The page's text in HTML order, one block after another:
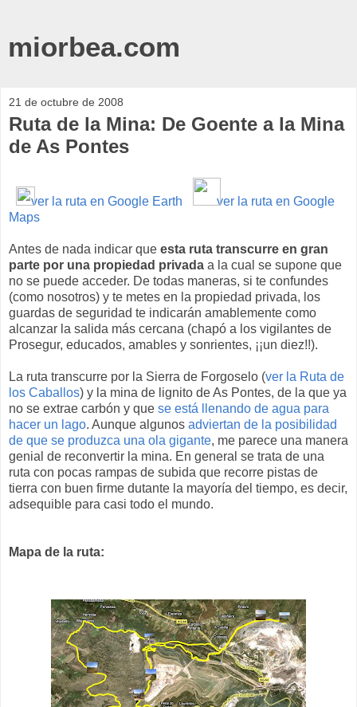
miorbea.com
21 de octubre de 2008
Ruta de la Mina: De Goente a la Mina
de As Pontes
ver la ruta en Google Earth
ver la ruta en Google
Maps
Antes de nada indicar que esta ruta transcurre en gran
parte por una propiedad privada a la cual se supone que
no se puede acceder. De todas maneras, si te confundes
(como nosotros) y te metes en la propiedad privada, los
guardas de seguridad te indicarán amablemente como
alcanzar la salida más cercana (chapó a los vigilantes de
Prosegur, educados, amables y sonrientes, ¡¡un diez!!).
La ruta transcurre por la Sierra de Forgoselo (ver la Ruta de
los Caballos) y la mina de lignito de As Pontes, de la que ya
no se extrae carbón y que se está llenando de agua para
hacer un lago. Aunque algunos adviertan de la posibilidad
de que se produzca una ola gigante, me parece una manera
genial de reconvertir la mina. En general se trata de una
ruta con pocas rampas de subida que recorre pistas de
tierra con buen firme dutante la mayoría del tiempo, es decir,
adsequible para casi todo el mundo.
Mapa de la ruta: